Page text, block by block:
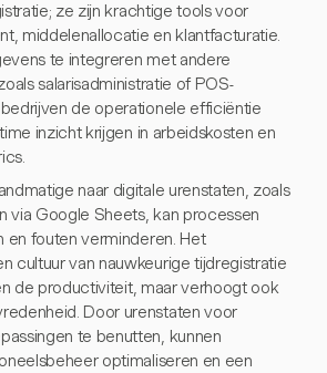
ze zijn krachtige tools voor
middelenallocatie en klantfacturatie.
te integreren met andere
salarisadministratie of POS-
de operationele efficiëntie
inzicht krijgen in arbeidskosten en
naar digitale urenstaten, zoals
via Google Sheets, kan processen
en fouten verminderen. Het
cultuur van nauwkeurige tijdregistratie
de productiviteit, maar verhoogt ook
Door urenstaten voor
te benutten, kunnen
optimaliseren en een